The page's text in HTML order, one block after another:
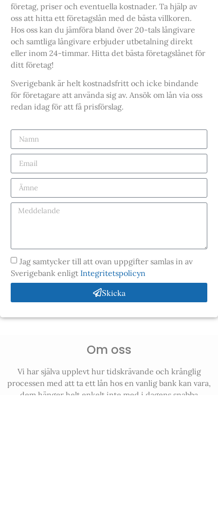
företag, priser och eventuella kostnader. Ta hjälp av
oss att hitta ett företagslån med de bästa villkoren.
Hos oss kan du jämföra bland över 20-tals långivare
och samtliga långivare erbjuder utbetalning direkt
eller inom 24-timmar. Hitta det bästa företagslånet för
ditt företag!
Sverigebank är helt kostnadsfritt och icke bindande
för företagare att använda sig av. Ansök om lån via oss
redan idag för att få prisförslag.
Jag samtycker till att ovan uppgifter samlas in av
Sverigebank enligt Integritetspolicyn
Skicka
Om oss
Vi har själva upplevt hur tidskrävande och krånglig
processen med att ta ett lån hos en vanlig bank kan vara,
dem hänger helt enkelt inte med i dagens snabba